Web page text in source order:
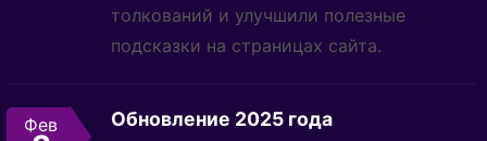
толкований и улучшили полезные
подсказки на страницах сайта.
Фев Обновление 2025 года